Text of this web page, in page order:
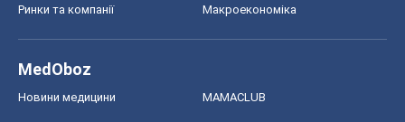
Ринки та компанії Макроекономіка
MedOboz
Новини медицини MAMACLUB